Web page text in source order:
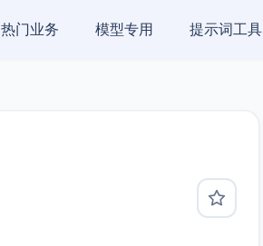
热门业务 模型专用 提示词工具